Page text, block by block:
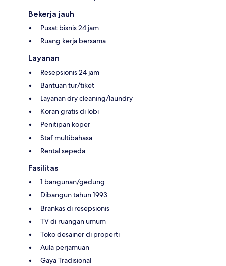
Bekerja jauh
Pusat bisnis 24 jam
Ruang kerja bersama
Layanan
Resepsionis 24 jam
Bantuan tur/tiket
Layanan dry cleaning/laundry
Koran gratis di lobi
Penitipan koper
Staf multibahasa
Rental sepeda
Fasilitas
1 bangunan/gedung
Dibangun tahun 1993
Brankas di resepsionis
TV di ruangan umum
Toko desainer di properti
Aula perjamuan
Gaya Tradisional